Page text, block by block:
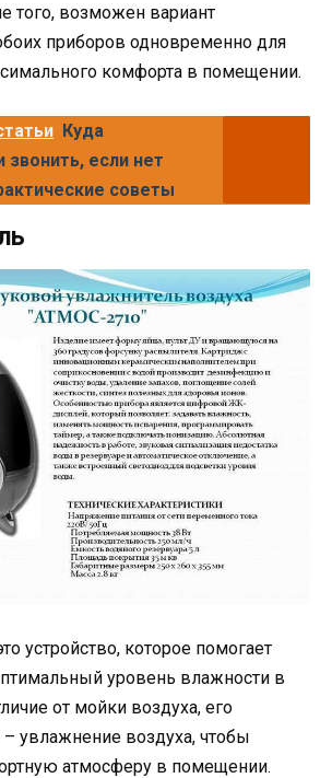
того, возможен вариант
приборов одновременно для
комфорта в помещении.
Куда
звонить, если нет
советы
устройство, которое помогает
уровень влажности в
от мойки воздуха, его
– увлажнение воздуха, чтобы
атмосферу в помещении.